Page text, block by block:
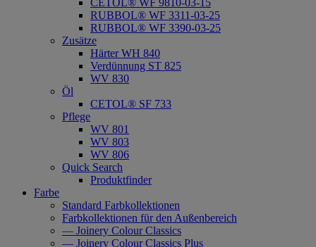
CETOL® WF 9810-03-15
RUBBOL® WF 3311-03-25
RUBBOL® WF 3390-03-25
Zusätze
Härter WH 840
Verdünnung ST 825
WV 830
Öl
CETOL® SF 733
Pflege
WV 801
WV 803
WV 806
Quick Search
Produktfinder
Farbe
Standard Farbkollektionen
Farbkollektionen für den Außenbereich
— Joinery Colour Classics
— Joinery Colour Classics Plus